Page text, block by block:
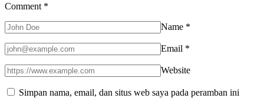
Comment *
Name *
Email *
Website
Simpan nama, email, dan situs web saya pada peramban ini